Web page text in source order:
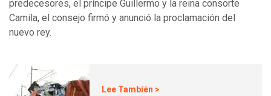
predecesores, el príncipe Guillermo y la reina consorte
Camila, el consejo firmó y anunció la proclamación del
nuevo rey.
Lee También >